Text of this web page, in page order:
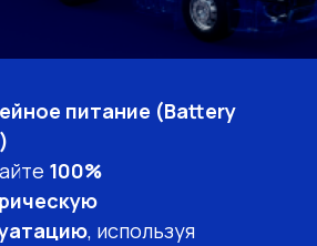
питание (Battery
100%
, используя